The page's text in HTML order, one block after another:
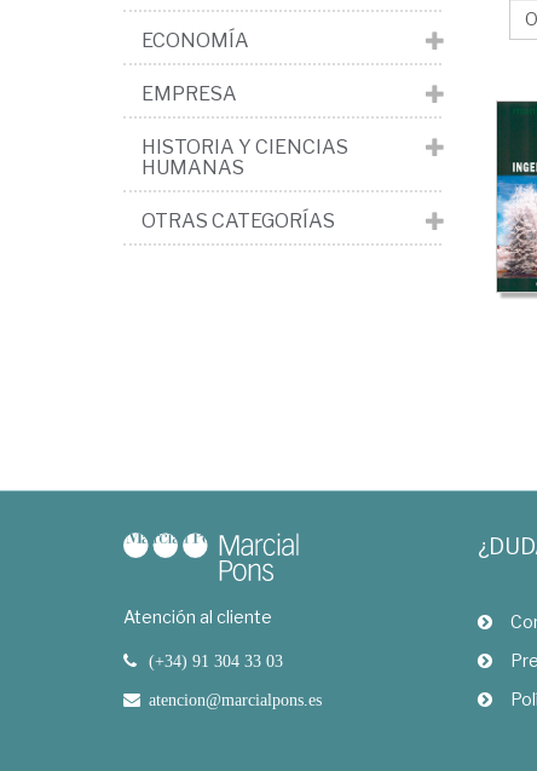
ECONOMÍA
EMPRESA
HISTORIA Y CIENCIAS
HUMANAS
OTRAS CATEGORÍAS
Atención al cliente
(+34) 91 304 33 03
atencion@marcialpons.es